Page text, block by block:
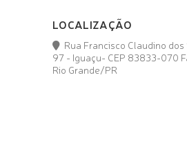
LOCALIZAÇÃO
Rua Francisco Claudino dos
97 - Iguaçu- CEP 83833-070
Rio Grande/PR